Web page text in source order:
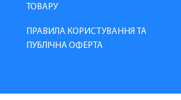
ТОВАРУ
ПРАВИЛА КОРИСТУВАННЯ ТА
ПУБЛІЧНА ОФЕРТА